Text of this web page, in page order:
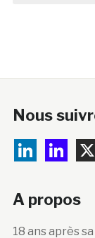
Nous
A propos
18 ans après